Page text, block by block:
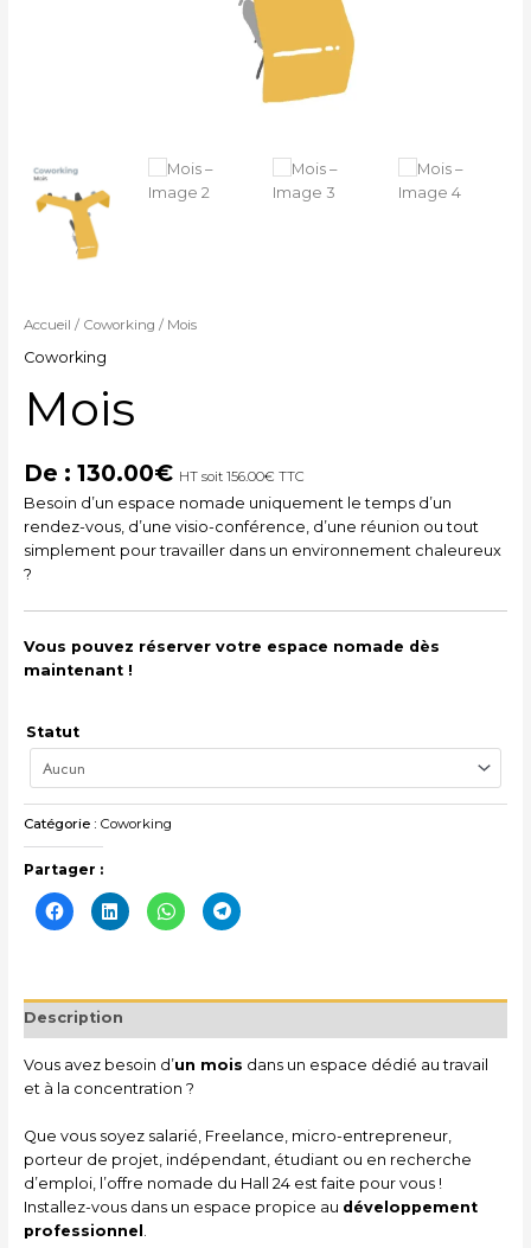
Accueil / Coworking / Mois
Coworking
Mois
De : 130.00€ HT soit 156.00€ TTC
Besoin d’un espace nomade uniquement le temps d’un
rendez-vous, d’une visio-conférence, d’une réunion ou tout
simplement pour travailler dans un environnement chaleureux
?
Vous pouvez réserver votre espace nomade dès
maintenant !
Statut
Catégorie : Coworking
Partager :
Cliquez
pour
partager
nouvelle
fenêtre)
Cliquez
pour
partager
nouvelle
fenêtre)
Cliquez
pour
partager
nouvelle
Cliquez
pour
nouvelle
Description
Vous avez besoin d’un mois dans un espace dédié au travail
et à la concentration ?
Que vous soyez salarié, Freelance, micro-entrepreneur,
porteur de projet, indépendant, étudiant ou en recherche
d’emploi, l’offre nomade du Hall 24 estfaite pour vous !
Installez-vous dans un espace propice au développement
professionnel